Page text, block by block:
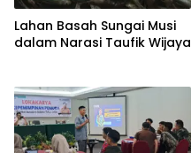
Lahan Basah Sungai Musi
dalam Narasi Taufik Wijaya